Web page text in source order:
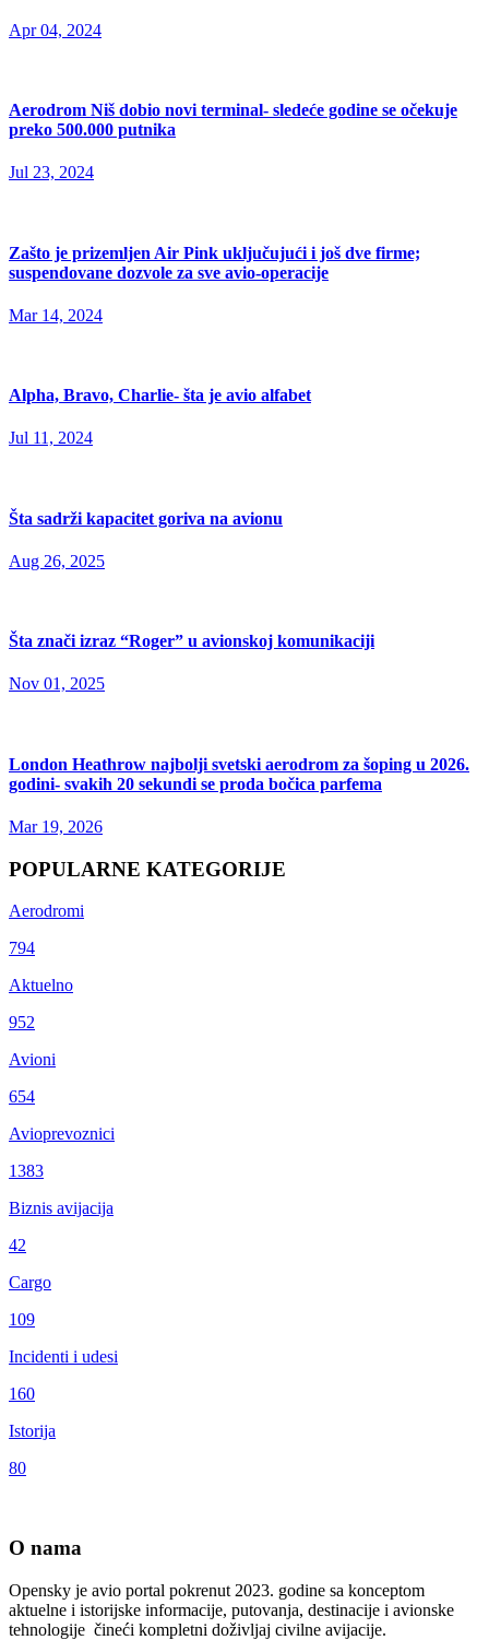
Apr 04, 2024
Aerodrom Niš dobio novi terminal- sledeće godine se očekuje
preko 500.000 putnika
Jul 23, 2024
Zašto je prizemljen Air Pink uključujući i još dve firme;
suspendovane dozvole za sve avio-operacije
Mar 14, 2024
Alpha, Bravo, Charlie- šta je avio alfabet
Jul 11, 2024
Šta sadrži kapacitet goriva na avionu
Aug 26, 2025
Šta znači izraz “Roger” u avionskoj komunikaciji
Nov 01, 2025
London Heathrow najbolji svetski aerodrom za šoping u 2026.
godini- svakih 20 sekundi se proda bočica parfema
Mar 19, 2026
POPULARNE KATEGORIJE
Aerodromi
794
Aktuelno
952
Avioni
654
Avioprevoznici
1383
Biznis avijacija
42
Cargo
109
Incidenti i udesi
160
Istorija
80
O nama
Opensky je avio portal pokrenut 2023. godine sa konceptom
aktuelne i istorijske informacije, putovanja, destinacije i avionske
tehnologije čineći kompletni doživljaj civilne avijacije.